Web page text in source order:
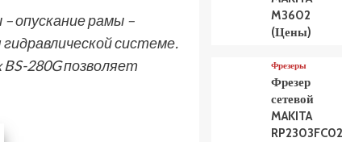
– опускание рамы –
системе.
280G позволяет
M3602
(Цены)
Фрезеры
Фрезер
сетевой
MAKITA
RP2303FC02